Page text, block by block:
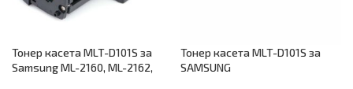
Тонер касета MLT-D101S за
Samsung ML-2160, ML-2162,
Тонер касета MLT-D101S за
SAMSUNG